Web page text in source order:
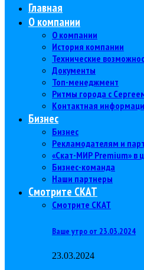
Главная
О компании
О компании
История компании
Технические
Документы
Топ-менеджмент
Ритмы города с
Контактная
Бизнес
Бизнес
Рекламодателям и
«Скат-МИР Premium» в
Бизнес-команда
Наши партнеры
Смотрите СКАТ
Смотрите СКАТ
Ваше утро от 23.03.2024
23.03.2024